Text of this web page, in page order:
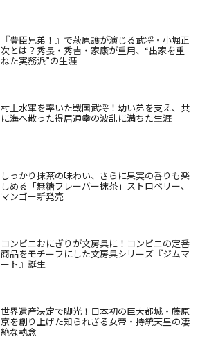
『豊臣兄弟！』で萩原護が演じる武将・小堀正
次とは？秀長・秀吉・家康が重用、“出家を重
ねた実務派”の生涯
村上水軍を率いた戦国武将！幼い弟を支え、共
に海へ散った得居通幸の波乱に満ちた生涯
しっかり抹茶の味わい、さらに果実の香りも楽
しめる「無糖フレーバー抹茶」ストロベリー、
マンゴー新発売
コンビニおにぎりが文房具に！コンビニの定番
商品をモチーフにした文房具シリーズ『ジムマ
ート』誕生
世界遺産決定で脚光！日本初の巨大都城・藤原
京を創り上げた知られざる女帝・持統天皇の凄
絶な執念